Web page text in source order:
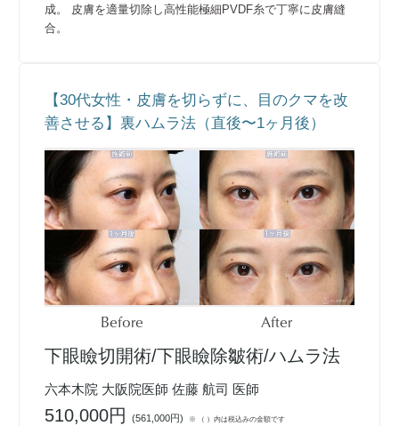
成。 皮膚を適量切除し高性能極細PVDF糸で丁寧に皮膚縫
合。
【30代女性・皮膚を切らずに、目のクマを改
善させる】裏ハムラ法（直後〜1ヶ月後）
Before After
下眼瞼切開術/下眼瞼除皺術/ハムラ法
六本木院 大阪院医師 佐藤 航司 医師
510,000円(561,000円) ※ （ ）内は税込みの金額です